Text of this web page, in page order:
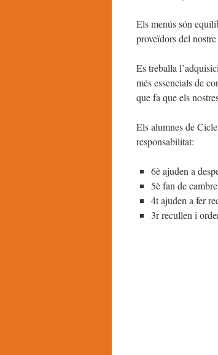
Els menús són
proveïdors del
Es treballa
més essencials de
que fa que els
Els alumnes de
responsabilitat:
6è ajuden a
5è fan de
4t ajuden a fer
3r recullen i